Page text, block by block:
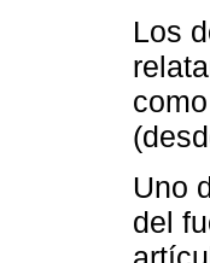
Los
Uno
del